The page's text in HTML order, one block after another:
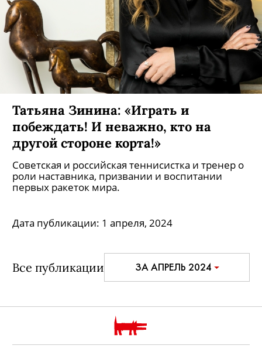
Татьяна Зинина: «Играть и
побеждать! И неважно, кто на
другой стороне корта!»
Советская и российская теннисистка и тренер о
роли наставника, призвании и воспитании
первых ракеток мира.
Дата публикации: 1 апреля, 2024
Все публикации ЗА АПРЕЛЬ 2024